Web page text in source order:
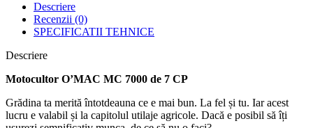
Descriere
Recenzii (0)
SPECIFICATII TEHNICE
Descriere
Motocultor O’MAC MC 7000 de 7 CP
Grădina ta merită întotdeauna ce e mai bun. La fel și tu. Iar acest
lucru e valabil și la capitolul utilaje agricole. Dacă e posibil să îți